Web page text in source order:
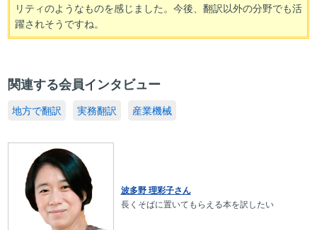
リティのようなものを感じました。今後、翻訳以外の分野でも活
躍されそうですね。
関連する会員インタビュー
地方で翻訳 実務翻訳 産業機械
波多野 理彩子さん
長くそばに置いてもらえる本を訳したい